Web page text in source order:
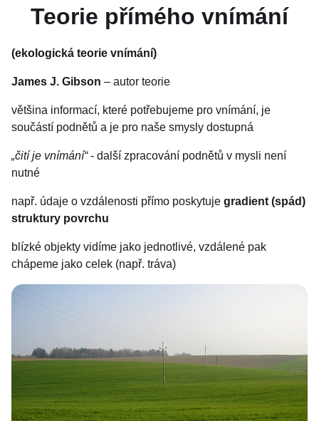
Teorie přímého vnímání
(ekologická teorie vnímání)
James J. Gibson – autor teorie
většina informací, které potřebujeme pro vnímání, je
součástí podnětů a je pro naše smysly dostupná
„čití je vnímání“- další zpracování podnětů v mysli není
nutné
např. údaje o vzdálenosti přímo poskytuje gradient (spád)
struktury povrchu
blízké objekty vidíme jako jednotlivé, vzdálené pak
chápeme jako celek (např. tráva)